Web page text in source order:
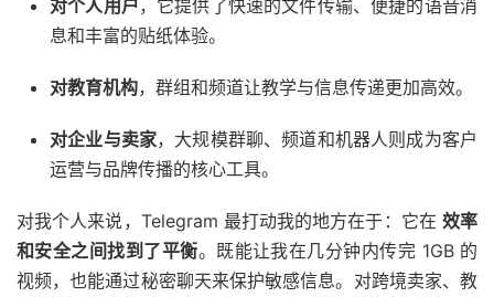
对个人用户，它提供了快速的文件传输、便捷的语音消
息和丰富的贴纸体验。
对教育机构，群组和频道让教学与信息传递更加高效。
对企业与卖家，大规模群聊、频道和机器人则成为客户
运营与品牌传播的核心工具。
对我个人来说，Telegram 最打动我的地方在于：它在 效率
和安全之间找到了平衡。既能让我在几分钟内传完 1GB 的
视频，也能通过秘密聊天来保护敏感信息。对跨境卖家、教